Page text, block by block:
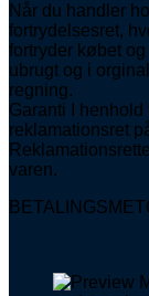
Når du handler
fortrydelsesret,
fortryder købet
ubrugt og i
regning.
Garanti I
reklamationsret
varen.